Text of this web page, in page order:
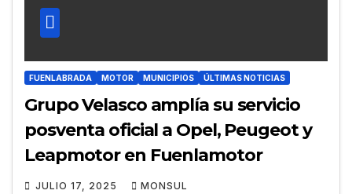
FUENLABRADA MOTOR MUNICIPIOS ÚLTIMAS NOTICIAS
Grupo Velasco amplía su servicio
posventa oficial a Opel, Peugeot y
Leapmotor en Fuenlamotor
JULIO 17, 2025 MONSUL